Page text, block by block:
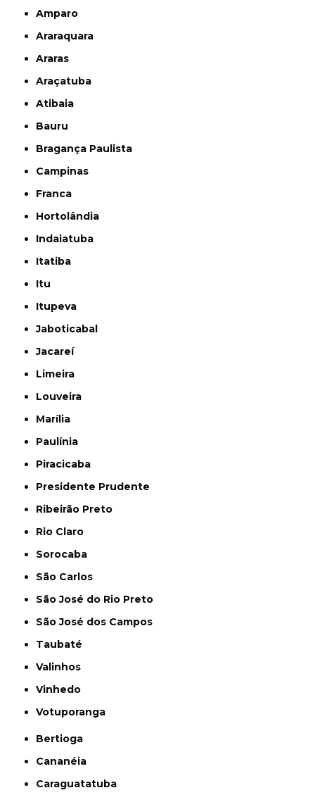
Amparo
Araraquara
Araras
Araçatuba
Atibaia
Bauru
Bragança Paulista
Campinas
Franca
Hortolândia
Indaiatuba
Itatiba
Itu
Itupeva
Jaboticabal
Jacareí
Limeira
Louveira
Marília
Paulínia
Piracicaba
Presidente Prudente
Ribeirão Preto
Rio Claro
Sorocaba
São Carlos
São José do Rio Preto
São José dos Campos
Taubaté
Valinhos
Vinhedo
Votuporanga
Bertioga
Cananéia
Caraguatatuba